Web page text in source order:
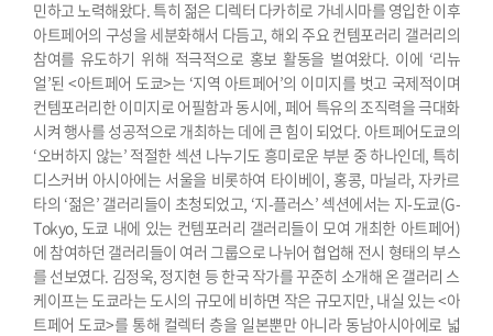
민하고 노력해왔다. 특히 젊은 디렉터 다카히로 가네시마를 영입한 이후
아트페어의 구성을 세분화해서 다듬고, 해외 주요 컨템포러리 갤러리의
참여를 유도하기 위해 적극적으로 홍보 활동을 벌여왔다. 이에 ‘리뉴
얼’된 <아트페어 도쿄>는 ‘지역 아트페어’의 이미지를 벗고 국제적이며
컨템포러리한 이미지로 어필함과 동시에, 페어 특유의 조직력을 극대화
시켜 행사를 성공적으로 개최하는 데에 큰 힘이 되었다. 아트페어도쿄의
‘오버하지 않는’ 적절한 섹션 나누기도 흥미로운 부분 중 하나인데, 특히
디스커버 아시아에는 서울을 비롯하여 타이베이, 홍콩, 마닐라, 자카르
타의 ‘젊은’ 갤러리들이 초청되었고, ‘지-플러스’ 섹션에서는 지-도쿄(G-
Tokyo, 도쿄 내에 있는 컨템포러리 갤러리들이 모여 개최한 아트페어)
에 참여하던 갤러리들이 여러 그룹으로 나뉘어 협업해 전시 형태의 부스
를 선보였다. 김정욱, 정지현 등 한국 작가를 꾸준히 소개해 온 갤러리 스
케이프는 도쿄라는 도시의 규모에 비하면 작은 규모지만, 내실 있는 <아
트페어 도쿄>를 통해 컬렉터 층을 일본뿐만 아니라 동남아시아에로 넓